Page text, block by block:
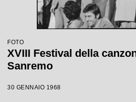
FOTO
XVIII Festival della
Sanremo
30 GENNAIO 1968